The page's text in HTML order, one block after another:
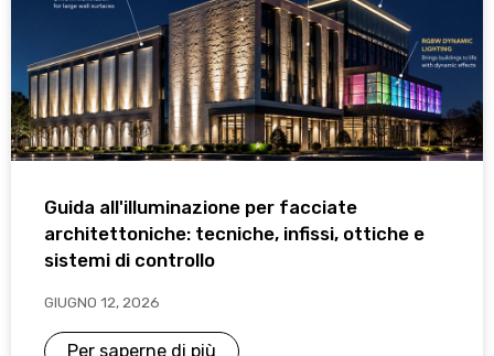
Guida all'illuminazione per facciate
architettoniche: tecniche, infissi, ottiche e
sistemi di controllo
GIUGNO 12, 2026
Per saperne di più